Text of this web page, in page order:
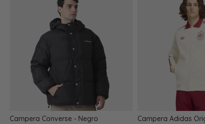
Campera Converse - Negro
Campera Adidas